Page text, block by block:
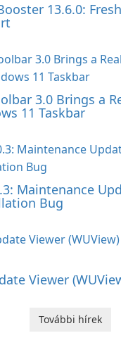
13.6.0:
3.0 Brings a
11 Taskbar
Maintenance
Bug
Viewer
További hírek